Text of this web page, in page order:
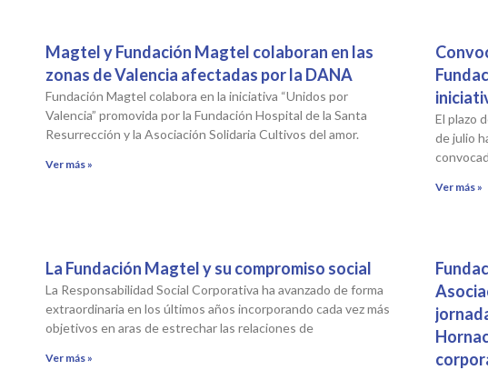
Magtel y Fundación Magtel colaboran en las
zonas de Valencia afectadas por la DANA
Fundación Magtel colabora en la iniciativa “Unidos por
Valencia” promovida por la Fundación Hospital de la Santa
Resurrección y la Asociación Solidaria Cultivos del amor.
Ver más »
El plazo
de julio
Ver más »
La Fundación Magtel y su compromiso social
La Responsabilidad Social Corporativa ha avanzado de forma
extraordinaria en los últimos años incorporando cada vez más
objetivos en aras de estrechar las relaciones de
Ver más »